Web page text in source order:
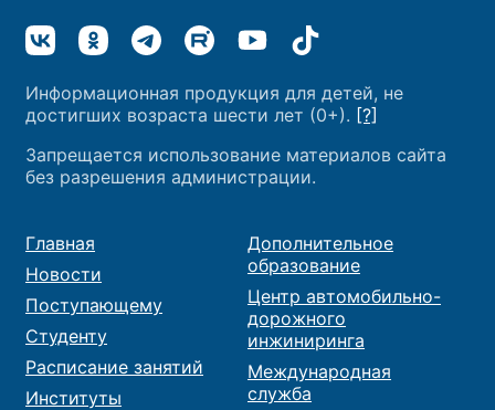
Информационная продукция для детей, не
достигших возраста шести лет (0+). [?]
Запрещается использование материалов сайта
без разрешения администрации.
Главная
Новости
Поступающему
Студенту
Расписание занятий
Институты
Дополнительное
образование
Центр автомобильно-
дорожного
инжиниринга
Международная
служба